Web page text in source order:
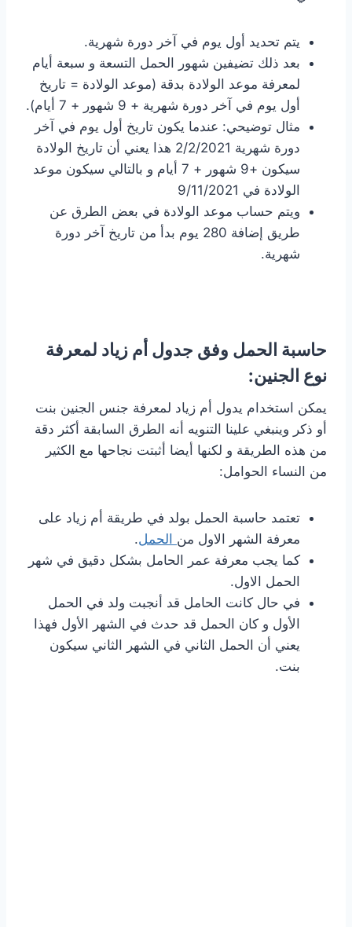
يتم تحديد أول يوم في آخر دورة شهرية.
بعد ذلك تضيفين شهور الحمل التسعة و سبعة أيام
لمعرفة موعد الولادة بدقة (موعد الولادة = تاريخ
أول يوم في آخر دورة شهرية + 9 شهور + 7 أيام).
مثال توضيحي: عندما يكون تاريخ أول يوم في آخر
دورة شهرية 2/2/2021 هذا يعني أن تاريخ الولادة
سيكون +9 شهور + 7 أيام و بالتالي سيكون موعد
الولادة في 9/11/2021
ويتم حساب موعد الولادة في بعض الطرق عن
طريق إضافة 280 يوم بدأ من تاريخ آخر دورة
شهرية.
حاسبة الحمل وفق جدول أم زياد لمعرفة
نوع الجنين:
يمكن استخدام يدول أم زياد لمعرفة جنس الجنين بنت
أو ذكر وينبغي علينا التنويه أنه الطرق السابقة أكثر دقة
من هذه الطريقة و لكنها أيضا أثبتت نجاحها مع الكثير
من النساء الحوامل:
تعتمد حاسبة الحمل بولد في طريقة أم زياد على
معرفة الشهر الاول من الحمل.
كما يجب معرفة عمر الحامل بشكل دقيق في شهر
الحمل الاول.
في حال كانت الحامل قد أنجبت ولد في الحمل
الأول و كان الحمل قد حدث في الشهر الأول فهذا
يعني أن الحمل الثاني في الشهر الثاني سيكون
بنت.